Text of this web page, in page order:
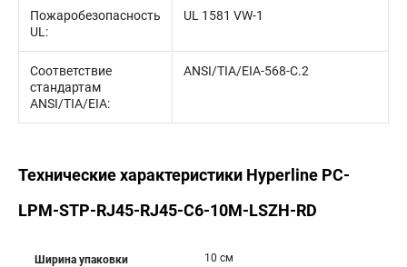
Пожаробезопасность
UL:
UL 1581 VW-1
Соответствие
стандартам
ANSI/TIA/EIA:
ANSI/TIA/EIA-568-С.2
Технические характеристики Hyperline PC-
LPM-STP-RJ45-RJ45-C6-10M-LSZH-RD
Ширина упаковки 10 см